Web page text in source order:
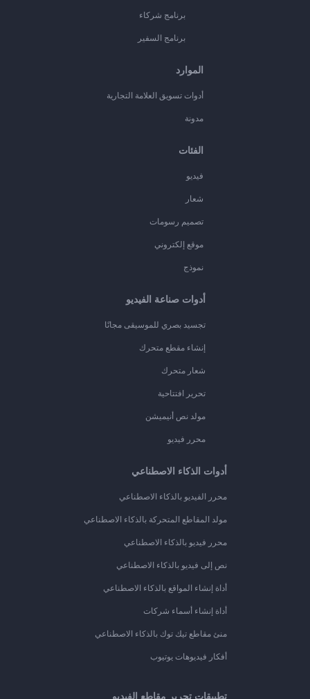
برنامج شركاء
برنامج السفير
الموارد
أدوات تسويق العلامة التجارية
مدونة
الفئات
فيديو
شعار
تصميم رسومات
موقع إلكتروني
نموذج
أدوات صناعة الفيديو
تجسيد بصري للموسيقى مجانًا
إنشاء مقطع متحرك
شعار متحرك
تحرير افتتاحية
مولد نص أنيميشن
محرر فيديو
أدوات الذكاء الاصطناعي
محرر الفيديو بالذكاء الاصطناعي
مولد المقاطع المتحركة بالذكاء الاصطناعي
محرر فيديو بالذكاء الاصطناعي
نص إلى فيديو بالذكاء الاصطناعي
أداة إنشاء المواقع بالذكاء الاصطناعي
أداة إنشاء أسماء شركات
منئ مقاطع تيك توك بالذكاء الاصطناعي
أفكار فيديوهات يوتيوب
تطبيقات تحرير مقاطع الفيديو